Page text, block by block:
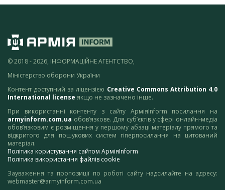
© 2018 - 2026, ІНФОРМАЦІЙНЕ АГЕНТСТВО,
Міністерство оборони України
Контент доступний за ліцензією Creative Commons Attribution 4.0
International license якщо не зазначено інше.
При використанні контенту з сайту АрміяInform посилання на
armyinform.com.ua обов’язкове. Для суб’єктів у сфері онлайн-медіа
обов’язковим є розміщення у першому абзаці матеріалу прямого та
відкритого для пошукових систем гіперпосилання на цитований
матеріал.
Політика користування сайтом АрміяInform
Політика використання файлів cookie
Зауваження та пропозиції по роботі сайту надсилайте на адресу:
webmaster@armyinform.com.ua